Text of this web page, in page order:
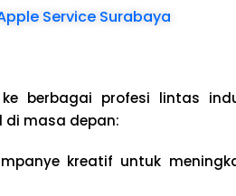
Service Surabaya
berbagai profesi lintas
di masa depan:
kreatif untuk